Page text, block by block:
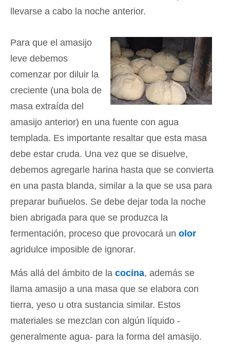
llevarse a cabo la noche anterior.
Para que el amasijo
leve debemos
comenzar por diluir la
creciente (una bola de
masa extraída del
amasijo anterior) en una fuente con agua
templada. Es importante resaltar que esta masa
debe estar cruda. Una vez que se disuelve,
debemos agregarle harina hasta que se convierta
en una pasta blanda, similar a la que se usa para
preparar buñuelos. Se debe dejar toda la noche
bien abrigada para que se produzca la
fermentación, proceso que provocará un olor
agridulce imposible de ignorar.
Más allá del ámbito de la cocina, además se
llama amasijo a una masa que se elabora con
tierra, yeso u otra sustancia similar. Estos
materiales se mezclan con algún líquido -
generalmente agua- para la forma del amasijo.